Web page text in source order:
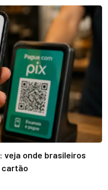
veja onde brasileiros
cartão